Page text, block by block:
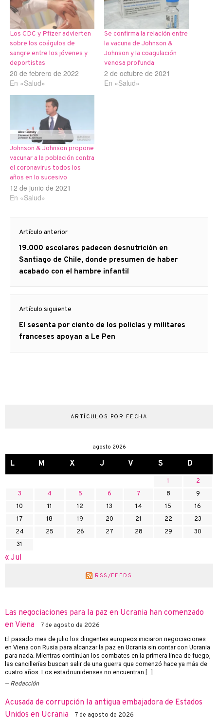
Los CDC y Pfizer advierten
sobre los coágulos de
sangre entre los jóvenes y
deportistas
20 de febrero de 2022
En «Salud»
Se confirma la relación entre
la vacuna de Johnson &
Johnson y la coagulación
venosa profunda
2 de octubre de 2021
En «Salud»
Johnson & Johnson propone
vacunar a la población contra
el coronavirus todos los
años en lo sucesivo
12 de junio de 2021
En «Salud»
de
entradas
Artículo anterior
Artículo
anterior
19.000 escolares padecen desnutrición en
Santiago de Chile, donde presumen de haber
acabado con el hambre infantil
Artículo siguiente
Artículo
siguiente:
El sesenta por ciento de los policías y militares
franceses apoyan a Le Pen
ARTÍCULOS POR FECHA
agosto 2026
L M X J V S D
1
2
3
4 5 6 7 8
9
10
11 12 13 14 15
16
17
18 19 20 21 22
23
24
25 26 27 28 29
30
31
« Jul
RSS/FEEDS
Las negociaciones para la paz en Ucrania han comenzado
en Viena
7 de agosto de 2026
El pasado mes de julio los dirigentes europeos iniciaron negociaciones
en Viena con Rusia para alcanzar la paz en Ucrania sin contar con Ucrania
para nada. Mientras continúan los combates en la primera línea de fuego,
las cancillerías buscan salir de una guerra que comenzó hace ya más de
cuatro años. Los estadounidenses no encuentran […]
Redacción
Acusada de corrupción la antigua embajadora de Estados
Unidos en Ucrania
7 de agosto de 2026